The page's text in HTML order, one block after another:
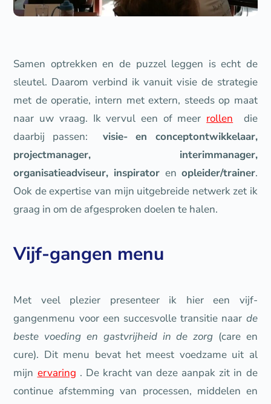
Samen optrekken en de puzzel leggen is echt de
sleutel. Daarom verbind ik vanuit visie de strategie
met de operatie, intern met extern, steeds op maat
naar uw vraag. Ik vervul een of meer rollen die
daarbij passen: visie- en conceptontwikkelaar,
projectmanager, interimmanager,
organisatieadviseur, inspirator en opleider/trainer.
Ook de expertise van mijn uitgebreide netwerk zet ik
graag in om de afgesproken doelen te halen.
Vijf-gangen menu
Met veel plezier presenteer ik hier een vijf-
gangenmenu voor een succesvolle transitie naar de
beste voeding en gastvrijheid in de zorg (care en
cure). Dit menu bevat het meest voedzame uit al
mijn ervaring . De kracht van deze aanpak zit in de
continue afstemming van processen, middelen en